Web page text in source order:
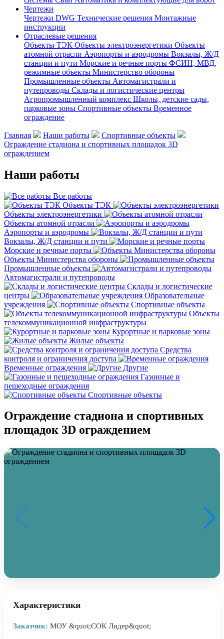
Чертежи
Чертежи DWG Технические решения Монтажные
инструкции
Отраслевые решения
Объекты ТЭК Объекты электроэнергетики Объекты
атомной отрасли Аэропорты и аэродромы Вокзалы, Ж/Д
станции и пути Морские и речные порты ФСИН, МВД,
режимные объекты Министерство обороны
Промышленные объекты Автомагистрали и
путепроводы Склады и логистические центры
Агропромышленный комплекс Школы, детские сады,
парковые зоны Спортивные объекты Временное
ограждение
Главная Наши работы
Спортивные объекты
Ограждение стадиона и спортивных площадок 3D
ограждением
Наши работы
Все работы
Объекты ТЭК
Объекты электроэнергетики
Объекты атомной отрасли
Аэропорты и аэродромы
Вокзалы, Ж/Д станции и пути
Морские и речные порты
Объекты Министерства обороны
Промышленные объекты
Автомагистрали и путепроводы
Склады и логистические
центры
Образовательные
учреждения
Спортивные объекты
Объекты
телекоммуникационной инфраструктуры
Курортные и парковые зоны
Жилые объекты
Средства
контроля и ограничения доступа
Временные ограждения
Другие
Газонные и
пешеходные ограждения
Спортивные объекты
Ограждение стадиона и спортивных
площадок 3D ограждением
Характеристики
Заказчик: МОУ &quot;СОК Лидер&quot;